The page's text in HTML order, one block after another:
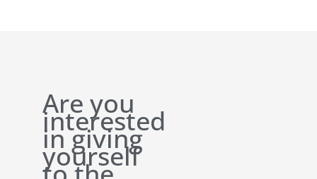
Are you
interested
in giving
yourself